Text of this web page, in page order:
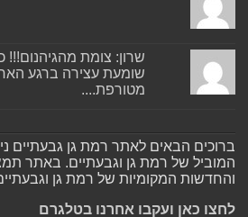
שרון: צומת
שומעת עצירה ברגע
מטורפת....
ברוכים הבאים לאתר רמת גן גבעתיים
המוביל של רמת גן וגבעתיים. באתר
והחדשות המקומיות של רמת גן
לחצו כאן ועקבו אחרנו בטלגרם